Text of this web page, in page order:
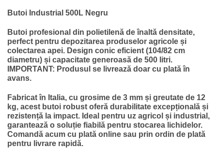
297.12 lei.
Butoi Industrial 500L Negru
Butoi profesional din polietilenă de înaltă densitate,
perfect pentru depozitarea produselor agricole și
colectarea apei. Design conic eficient (104/82 cm
diametru) și capacitate generoasă de 500 litri.
IMPORTANT: Produsul se livrează doar cu plată în
avans.
Fabricat în Italia, cu grosime de 3 mm și greutate de 12
kg, acest butoi robust oferă durabilitate excepțională și
rezistență la impact. Ideal pentru uz agricol și industrial,
garantează o soluție fiabilă pentru stocarea lichidelor.
Comandă acum cu plată online sau prin ordin de plată
pentru livrare rapidă.